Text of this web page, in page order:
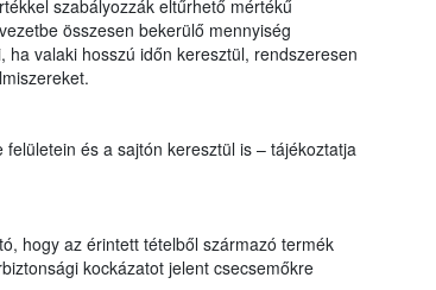
szabályozzák eltűrhető mértékű
összesen bekerülő mennyiség
valaki hosszú időn keresztül, rendszeresen
és a sajtón keresztül is – tájékoztatja
hogy az érintett tételből származó termék
kockázatot jelent csecsemőkre